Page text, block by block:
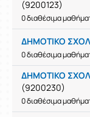
(9200123)
0 διαθέσιμα
ΔΗΜΟΤΙΚΟ
0 διαθέσιμα
ΔΗΜΟΤΙΚΟ
(9200230)
0 διαθέσιμα